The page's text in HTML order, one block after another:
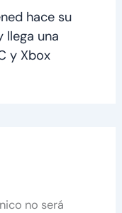
hace su
llega una
y Xbox
no será